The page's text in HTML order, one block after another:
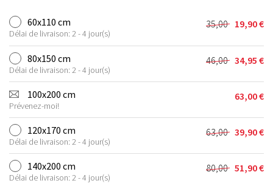
60x110 cm
Délai de livraison: 2 - 4 jour(s)
35,00
Le
prix
initial
était :
35,00 €.
19,90€
Le
prix
actuel
est :
19,90 €.
80x150 cm
Délai de livraison: 2 - 4 jour(s)
46,00
Le
prix
46,00 €.
34,95 €
Le
prix
actuel
34,95 €.
100x200 cm
Prévenez-moi!
63,00€
120x170 cm
Délai de livraison: 2 - 4 jour(s)
63,00
Le
prix
initial
était :
39,90€
Le
prix
actuel
est :
140x200 cm
Délai de livraison: 2 - 4 jour(s)
80,00
Le 51,90€
Le